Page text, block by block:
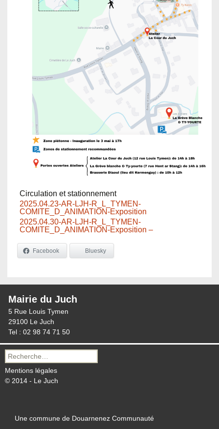
Circulation et stationnement
2025.04.23-AR-LJH-R_L_TYMEN-
COMITE_D_ANIMATION-Exposition
2025.04.30-AR-LJH-R_L_TYMEN-
COMITE_D_ANIMATION-Exposition –
Facebook Bluesky
Mairie du Juch
5 Rue Louis Tymen
29100 Le Juch
Tel : 02 98 74 71 50
Recherche
pour :
Mentions légales
© 2014 - Le Juch
Une commune de Douarnenez Communauté